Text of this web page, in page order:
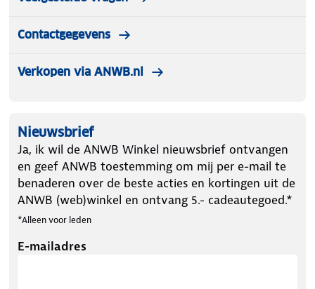
Contactgegevens
Verkopen via ANWB.nl
Nieuwsbrief
Ja, ik wil de ANWB Winkel nieuwsbrief ontvangen
en geef ANWB toestemming om mij per e-mail te
benaderen over de beste acties en kortingen uit de
ANWB (web)winkel en ontvang 5.- cadeautegoed.*
*Alleen voor leden
E-mailadres